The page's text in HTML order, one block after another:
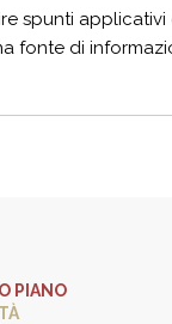
spunti
fonte di
PIANO